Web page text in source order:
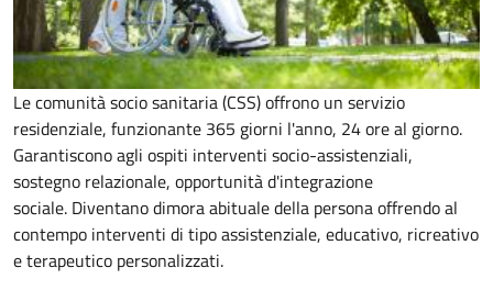
Le comunità socio sanitaria (CSS) offrono un servizio
residenziale, funzionante 365 giorni l'anno, 24 ore al giorno.
Garantiscono agli ospiti interventi socio-assistenziali,
sostegno relazionale, opportunità d'integrazione
sociale. Diventano dimora abituale della persona offrendo al
contempo interventi di tipo assistenziale, educativo, ricreativo
e terapeutico personalizzati.